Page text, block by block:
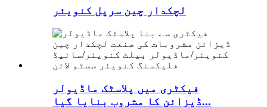
لچکدار چین سرپل کنویئر
فیکٹری میں پلاسٹک ماڈیولر
ڈیزائن کا مشروب بنایا گیا...